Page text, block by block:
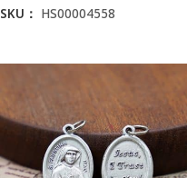
SKU： HS00004558